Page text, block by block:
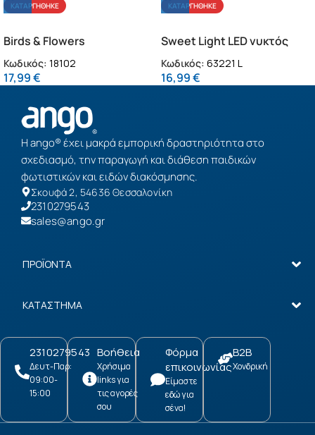
ΚΑΤΑΡΓΉΘΗΚΕ
Birds & Flowers
αυτοκόλλητα τοίχου
Κωδικός: 18102
17,99€
ΚΑΤΑΡΓΉΘΗΚΕ
Sweet Light LED νυκτός
πρίζας ροζ
Κωδικός: 63221 L
16,99€
Η ango® έχει μακρά εμπορική δραστηριότητα στο
σχεδιασμό, την παραγωγή και διάθεση παιδικών
φωτιστικών και ειδών διακόσμησης.
Σκουφά 2, 54636 Θεσσαλονίκη
2310279543
sales@ango.gr
ΠΡΟΪΟΝΤΑ
ΚΑΤΑΣΤΗΜΑ
2310279543
Δευτ-Παρ:
09:00-
15:00
Βοήθεια
Χρήσιμα
links για
τις αγορές
σου
Φόρμα
επικοινωνίας
Είμαστε
εδώ για
σένα!
B2B
Χονδρική